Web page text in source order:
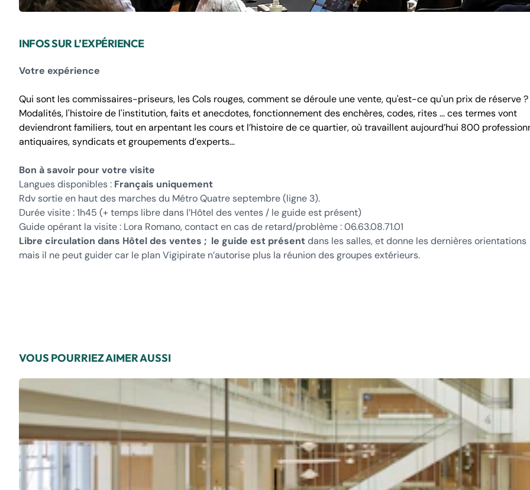
INFOS SUR L’EXPÉRIENCE
Votre expérience
Qui sont les commissaires-priseurs, les Cols rouges, comment se déroule une vente, qu'est-ce qu'un prix de réserve ?
Modalités, l'histoire de l'institution, faits et anecdotes, fonctionnement des enchères, codes, rites ... ces termes vont
deviendront familiers, tout en arpentant les cours et l’histoire de ce quartier, où travaillent aujourd’hui 800
antiquaires, syndicats et groupements d’experts…
Bon à savoir pour votre visite
Langues disponibles : Français uniquement
Rdv sortie en haut des marches du Métro Quatre septembre (ligne 3).
Durée visite : 1h45 (+ temps libre dans l’Hôtel des ventes / le guide est présent)
Guide opérant la visite : Lora Romano, contact en cas de retard/problème : 06.63.08.71.01
Libre circulation dans Hôtel des ventes ; le guide est présentdans les salles, et donne les dernières orientations
mais il ne peut guider car le plan Vigipirate n’autorise plus la réunion des groupes extérieurs.
VOUS POURRIEZ AIMER AUSSI